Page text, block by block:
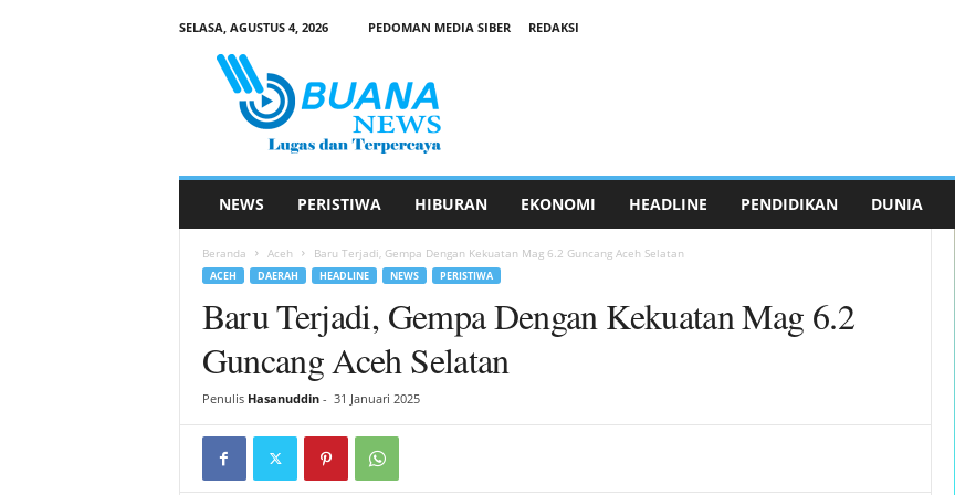
SELASA, AGUSTUS 4, 2026 PEDOMAN MEDIA SIBER
REDAKSI
NEWS PERISTIWA HIBURAN EKONOMI HEADLINE PENDIDIKAN DUNIA
Beranda Aceh Baru Terjadi, Gempa Dengan Kekuatan Mag 6.2 Guncang Aceh Selatan
ACEH DAERAH HEADLINE NEWS PERISTIWA
Baru Terjadi, Gempa Dengan Kekuatan Mag 6.2
Guncang Aceh Selatan
Penulis Hasanuddin- 31 Januari 2025